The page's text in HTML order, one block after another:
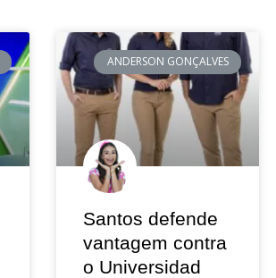
ANDERSON GONÇALVES
Santos defende
vantagem contra
o Universidad